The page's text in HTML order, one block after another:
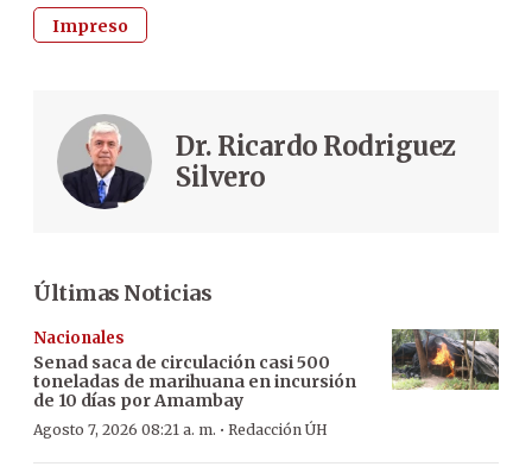
Impreso
Dr. Ricardo Rodriguez
Silvero
Últimas Noticias
Nacionales
Senad saca de circulación casi 500
toneladas de marihuana en incursión
de 10 días por Amambay
Agosto 7, 2026 08:21 a. m. · Redacción ÚH